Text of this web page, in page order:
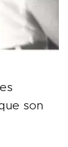
son